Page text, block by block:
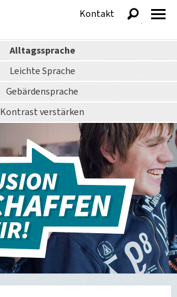
Alltagssprache
Leichte Sprache
Gebärdensprache
Kontrastverstärken
Kontakt
anzeigen